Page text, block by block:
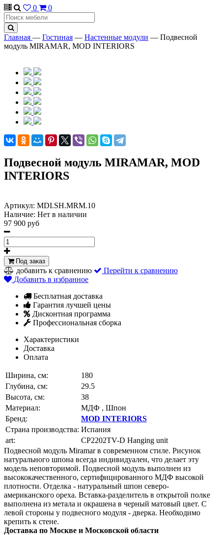
0
0
Главная — Гостиная — Настенные модули — Подвесной
модуль MIRAMAR, MOD INTERIORS
Подвесной модуль MIRAMAR, MOD
INTERIORS
Артикул: MDI.SH.MRM.10
Наличие: Нет в наличии
97 900 руб
Под заказ
добавить к сравнению
Перейти к сравнению
Добавить в избранное
Бесплатная доставка
Гарантия лучшей цены
Дисконтная программа
Профессиональная сборка
Характеристики
Доставка
Оплата
Ширина, см:
180
Глубина, см:
29.5
Высота, см:
38
Материал:
МДФ , Шпон
Бренд:
MOD INTERIORS
Страна производства: Испания
art:
CP2202TV-D Hanging unit
Подвесной модуль Miramar в современном стиле. Рисунок
натурального шпона всегда индивидуален, что делает эту
модель неповторимой. Подвесной модуль выполнен из
высококачественного, сертифицированного МДФ высокой
плотности. Отделка - натуральный шпон северо-
американского ореха. Вставка-разделитель в открытой полке
выполнена из метала и окрашена в черный матовый цвет. С
левой стороны у подвесного модуля - дверка. Необходимо
крепить к стене.
Доставка по Москве и Московской области